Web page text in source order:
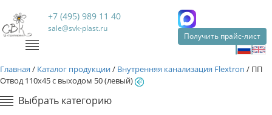
+7 (495) 989 11 40
sale@svk-plast.ru
Получить прайс-лист
Главная / Каталог продукции/ Внутренняя канализация Flextron / ПП
Отвод 110х45 с выходом 50 (левый)
Выбрать категорию